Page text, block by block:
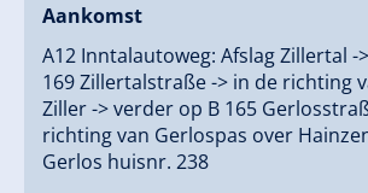
Aankomst
A12 Inntalautoweg: Afslag Zillertal -
169 Zillertalstraße -> in de richting
Ziller -> verder op B 165
richting van Gerlospas over
Gerlos huisnr. 238